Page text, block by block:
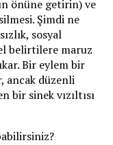
önüne getirin) ve
Şimdi ne
sosyal
belirtilere maruz
Bir eylem bir
ancak düzenli
bir sinek vızıltısı